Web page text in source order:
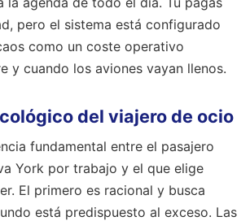
pero el sistema está configurado
como un coste operativo
y cuando los aviones vayan llenos.
del viajero de ocio
fundamental entre el pasajero
York por trabajo y el que elige
El primero es racional y busca
está predispuesto al exceso. Las